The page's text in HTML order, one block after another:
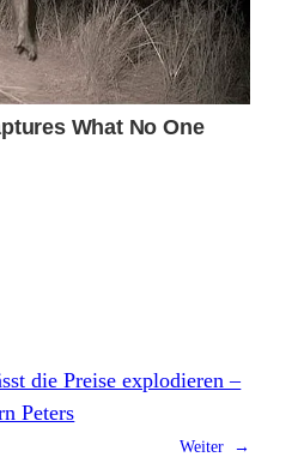
die Preise explodieren –
Peters
Weiter →